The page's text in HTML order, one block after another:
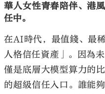
華人女性青春陪伴、港
任中。
在AI時代，最值錢、最
人格信任資產」。因為
僅是底層大模型算力的
的超級信任入口。誰能